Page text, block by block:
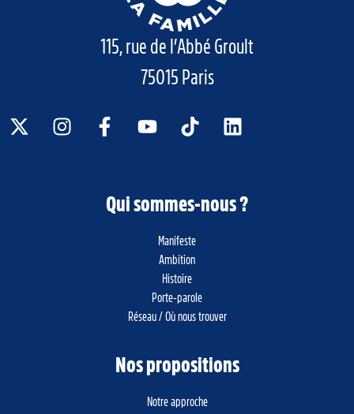
115, rue de l’Abbé Groult
75015 Paris
Qui sommes-nous ?
Manifeste
Ambition
Histoire
Porte-parole
Réseau / Où nous trouver
Nos propositions
Notre approche